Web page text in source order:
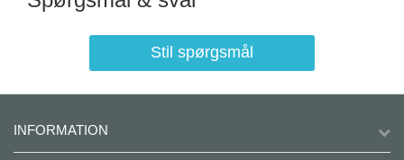
Stil spørgsmål
INFORMATION